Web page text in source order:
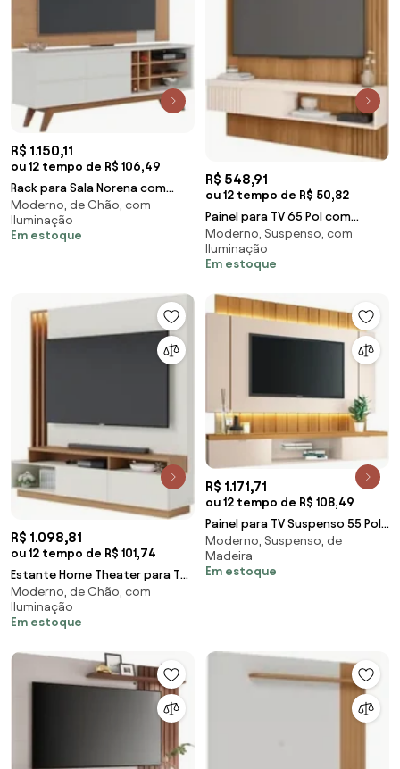
R$ 1.150,11
ou 12 tempo de R$ 106,49
Rack para Sala Norena com
Painel para TV 70 Pol. Amélie
C05 Freijó/Off
Moderno, de Chão, com
Iluminação
Em estoque
R$ 548,91
ou 12 tempo de R$ 50,82
Painel para TV 65 Pol com
Bancada Suspensa 150cm Jade
Freijó/Off White
Moderno, Suspenso, com
Iluminação
Em estoque
R$ 1.098,81
ou 12 tempo de R$ 101,74
Estante Home Theater para TV
75 Pol. com LED 180cm Maitê
C05 Off White
Moderno, de Chão, com
Iluminação
Em estoque
R$ 1.171,71
ou 12 tempo de R$ 108,49
Painel para TV Suspenso 55 Pol.
Illuna H01 Off White/Cinamomo
- Mpozen
Moderno, Suspenso, de
Madeira
Em estoque